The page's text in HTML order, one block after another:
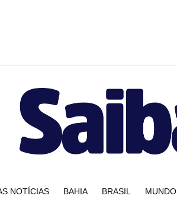
NOTÍCIAS BAHIA BRASIL MUNDO